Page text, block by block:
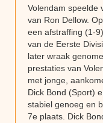
Volendam speelde
van Ron Dellow.
een afstraffing (1-
van de Eerste
later wraak
prestaties van
met jonge,
Dick Bond (Sport)
stabiel genoeg en
7e plaats. Dick